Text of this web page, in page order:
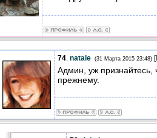
74. natale (31 Марта 2015 23:48) [
Админ, уж признайтесь,
прежнему.